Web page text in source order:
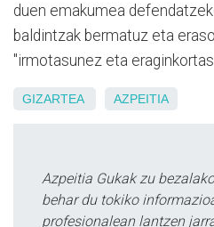
duen emakumea
baldintzak bermatuz eta
"irmotasunez eta
GIZARTEA AZPEITIA
Azpeitia Gukak zu
behar du tokiko
profesionalean lantzen